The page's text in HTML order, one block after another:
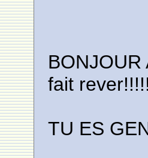
fait rever!!!!!
TU ES